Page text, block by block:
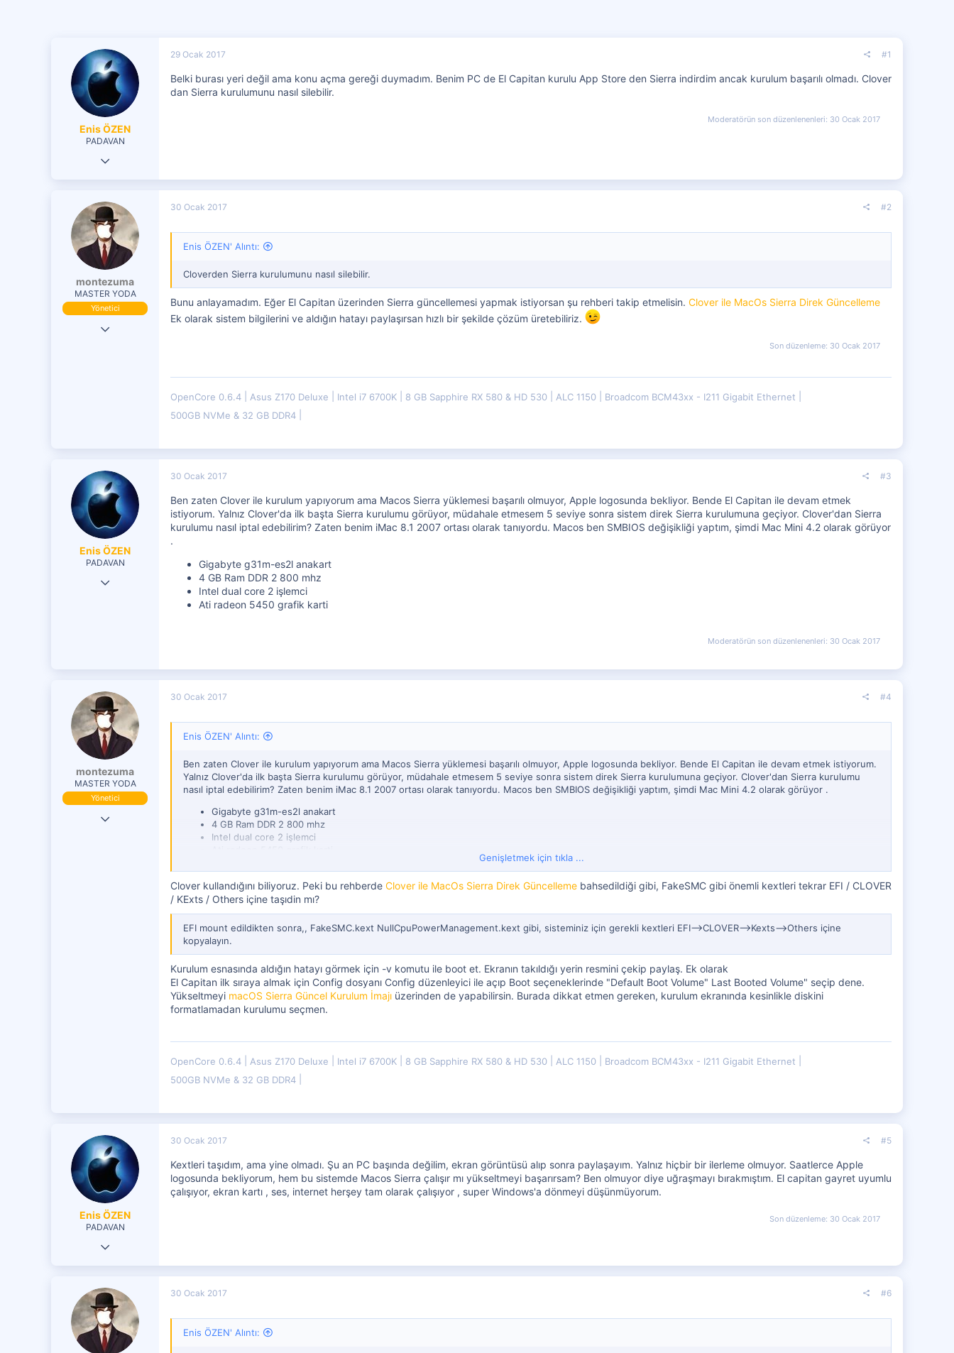
Enis ÖZEN
PADAVAN
29 Ocak 2017
151
39
29 Ocak 2017 #1
Belki burası yeri değil ama konu açma gereği duymadım. Benim PC de El Capitan kurulu App Store den Sierra indirdim ancak kurulum başarılı olmadı. Clover
dan Sierra kurulumunu nasıl silebilir.
Moderatörün son düzenlenenleri: 30 Ocak 2017
montezuma
MASTER YODA
Yönetici
19 Eki 2016
30 Ocak 2017 #2
Enis ÖZEN' Alıntı:
Cloverden Sierra kurulumunu nasıl silebilir.
Bunu anlayamadım. Eğer El Capitan üzerinden Sierra güncellemesi yapmak istiyorsan şu rehberi takip etmelisin. Clover ile MacOs Sierra Direk Güncelleme
Ek olarak sistem bilgilerini ve aldığın hatayı paylaşırsan hızlı bir şekilde çözüm üretebiliriz.
Son düzenleme: 30 Ocak 2017
OpenCore 0.6.4 Asus Z170 Deluxe Intel i7 6700K 8 GB Sapphire RX 580 & HD 530 ALC 1150
Broadcom BCM43xx - I211 Gigabit Ethernet
500GB NVMe & 32 GB DDR4
Enis ÖZEN
PADAVAN
29 Ocak 2017
30 Ocak 2017 #3
Ben zaten Clover ile kurulum yapıyorum ama Macos Sierra yüklemesi başarılı olmuyor, Apple logosunda bekliyor. Bende El Capitan ile devam etmek
istiyorum. Yalnız Clover'da ilk başta Sierra kurulumu görüyor, müdahale etmesem 5 seviye sonra sistem direk Sierra kurulumuna geçiyor. Clover'dan Sierra
kurulumu nasıl iptal edebilirim? Zaten benim iMac 8.1 2007 ortası olarak tanıyordu. Macos ben SMBIOS değişikliği yaptım, şimdi Mac Mini 4.2 olarak görüyor
.
Gigabyte g31m-es2l anakart
4 GB Ram DDR 2 800 mhz
Intel dual core 2 işlemci
Ati radeon 5450 grafik karti
Moderatörün son düzenlenenleri: 30 Ocak 2017
montezuma
MASTER YODA
Yönetici
19 Eki 2016
30 Ocak 2017 #4
Enis ÖZEN' Alıntı:
Ben zaten Clover ile kurulum yapıyorum ama Macos Sierra yüklemesi başarılı olmuyor, Apple logosunda bekliyor. Bende El Capitan ile devam etmek istiyorum.
Yalnız Clover'da ilk başta Sierra kurulumu görüyor, müdahale etmesem 5 seviye sonra sistem direk Sierra kurulumuna geçiyor. Clover'dan Sierra kurulumu
nasıl iptal edebilirim? Zaten benim iMac 8.1 2007 ortası olarak tanıyordu. Macos ben SMBIOS değişikliği yaptım, şimdi Mac Mini 4.2 olarak görüyor .
Gigabyte g31m-es2l anakart
4 GB Ram DDR 2 800 mhz
Intel dual core 2 işlemci
Genişletmek için tıkla ...
Clover kullandığını biliyoruz. Peki bu rehberde Clover ile MacOs Sierra Direk Güncelleme bahsedildiği gibi, FakeSMC gibi önemli kextleri tekrar EFI / CLOVER
/ KExts / Others içine taşıdin mı?
EFI mount edildikten sonra,, FakeSMC.kext NullCpuPowerManagement.kext gibi, sisteminiz için gerekli kextleri EFI-->CLOVER-->Kexts-->Others içine
kopyalayın.
Kurulum esnasında aldığın hatayı görmek için -v komutu ile boot et. Ekranın takıldığı yerin resmini çekip paylaş. Ek olarak
El Capitan ilk sıraya almak için Config dosyanı Config düzenleyici ile açıp Boot seçeneklerinde "Default Boot Volume" Last Booted Volume" seçip dene.
Yükseltmeyi macOS Sierra Güncel Kurulum İmajı üzerinden de yapabilirsin. Burada dikkat etmen gereken, kurulum ekranında kesinlikle diskini
formatlamadan kurulumu seçmen.
OpenCore 0.6.4 Asus Z170 Deluxe Intel i7 6700K 8 GB Sapphire RX 580 & HD 530 ALC 1150
Broadcom BCM43xx - I211 Gigabit Ethernet
500GB NVMe & 32 GB DDR4
Enis ÖZEN
PADAVAN
29 Ocak 2017
151
39
30 Ocak 2017 #5
Kextleri taşıdım, ama yine olmadı. Şu an PC başında değilim, ekran görüntüsü alıp sonra paylaşayım. Yalnız hiçbir bir ilerleme olmuyor. Saatlerce Apple
logosunda bekliyorum, hem bu sistemde Macos Sierra çalışır mı yükseltmeyi başarırsam? Ben olmuyor diye uğraşmayı bırakmıştım. El capitan gayret uyumlu
çalışıyor, ekran kartı , ses, internet herşey tam olarak çalışıyor , super Windows'a dönmeyi düşünmüyorum.
Son düzenleme: 30 Ocak 2017
30 Ocak 2017 #6
Enis ÖZEN' Alıntı: